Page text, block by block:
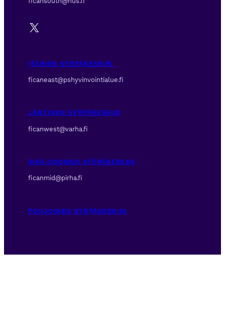
X
ITÄINEN SYÖPÄKESKUS
ficaneast@pshyvinvointialue.fi
LÄNTINEN SYÖPÄKESKUS
ficanwest@varha.fi
SISÄ-SUOMEN SYÖPÄKESKUS
ficanmid@pirha.fi
POHJOINEN SYÖPÄKESKUS